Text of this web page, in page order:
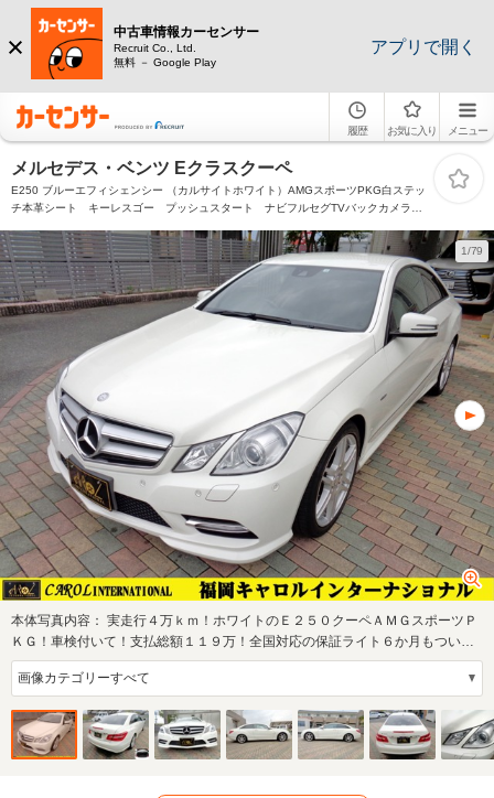
中古車情報カーセンサー
Recruit Co., Ltd.
無料 － Google Play
アプリで開く
履歴 お気に入り メニュー
メルセデス・ベンツ Eクラスクーペ
E250 ブルーエフィシェンシー （カルサイトホワイト）AMGスポーツPKG白ステッ
チ本革シート キーレスゴー プッシュスタート ナビフルセグTVバックカメラ
HID
1/79
本体写真内容： 実走行４万ｋｍ！ホワイトのＥ２５０クーペＡＭＧスポーツＰ
ＫＧ！車検付いて！支払総額１１９万！全国対応の保証ライト６か月もついて
この価格！…